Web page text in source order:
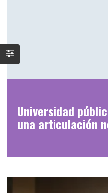
Universidad
una articulación